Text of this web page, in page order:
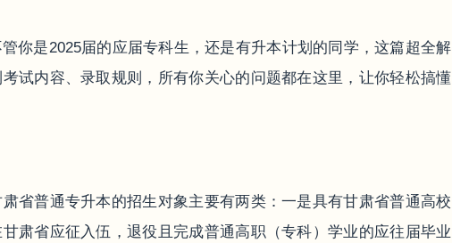
你是2025届的应届专科生，还是有升本计划的同学，这篇超全解
试内容、录取规则，所有你关心的问题都在这里，让你轻松搞懂
省普通专升本的招生对象主要有两类：一是具有甘肃省普通高校
肃省应征入伍，退役且完成普通高职（专科）学业的应往届毕业